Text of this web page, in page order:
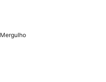
Mergulho